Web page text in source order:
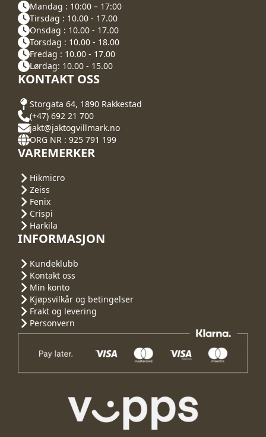
Mandag : 10:00 – 17:00
Tirsdag : 10.00 - 17.00
Onsdag : 10.00 - 17.00
Torsdag : 10.00 - 18.00
Fredag : 10.00 - 17.00
Lørdag: 10.00 - 15.00
KONTAKT OSS
Storgata 64, 1890 Rakkestad
(+47) 692 21 700
jakt@jaktogvillmark.no
ORG NR : 925 791 199
VAREMERKER
Hikmicro
Zeiss
Fenix
Crispi
Harkila
INFORMASJON
Kundeklubb
Kontakt oss
Min konto
Kjøpsvilkår og betingelser
Frakt og levering
Personvern